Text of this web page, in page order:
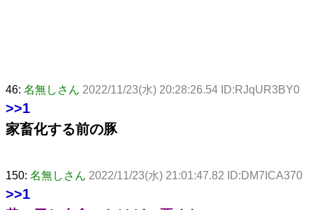
46: 名無しさん 2022/11/23(水) 20:28:26.54 ID:RJqUR3BY0
>>1
家畜化する前の豚
150: 名無しさん 2022/11/23(水) 21:01:47.82 ID:DM7ICA370
>>1